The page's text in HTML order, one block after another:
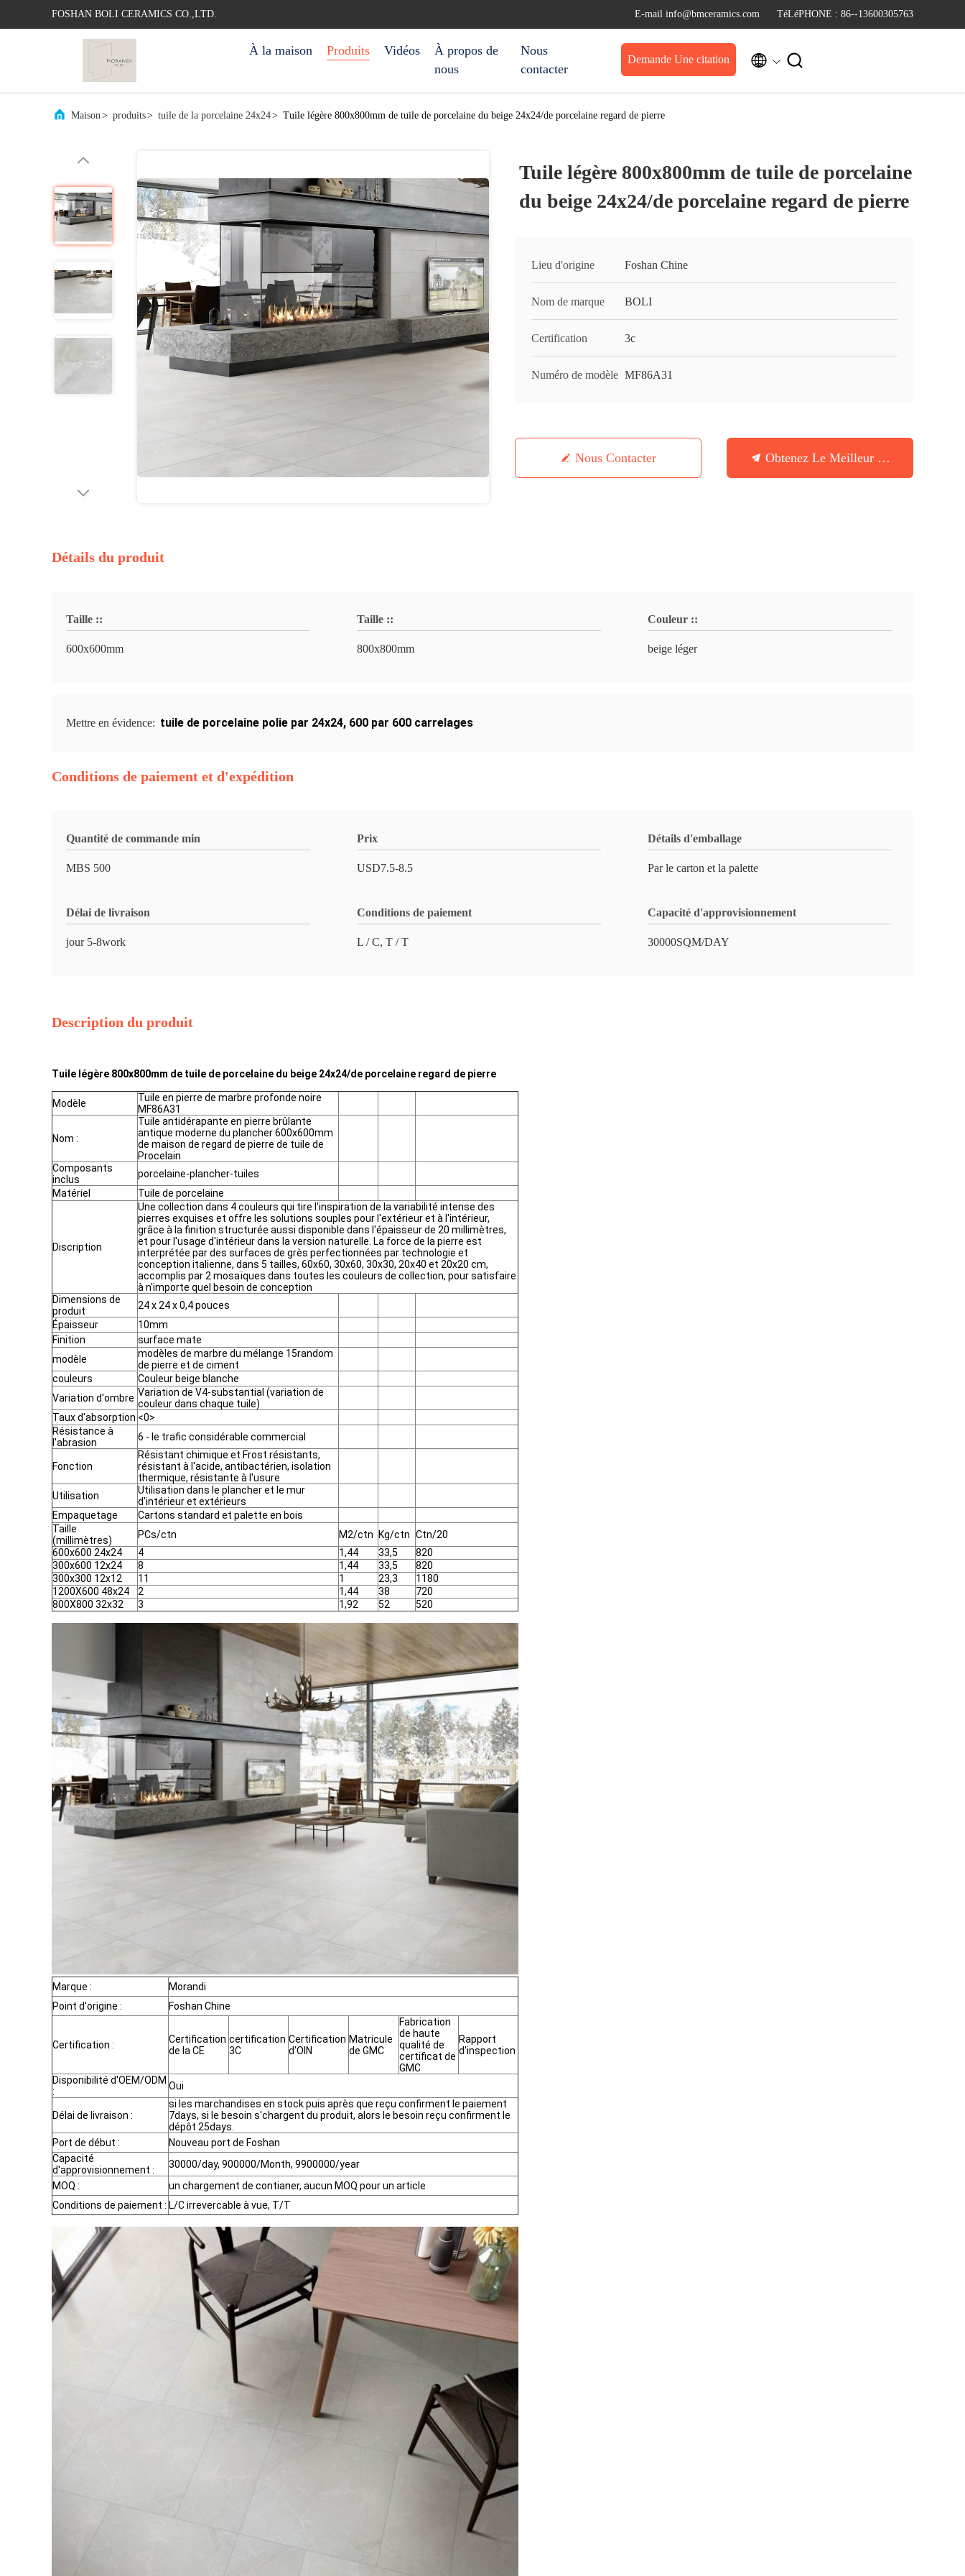
FOSHAN BOLI CERAMICS CO.,LTD. E-mail info@bmceramics.com TéLéPHONE : 86--13600305763
À la maison Produits Vidéos
À propos de
nous
Nous
contacter
Demande Une citation  
Maison> produits> tuile de la porcelaine 24x24> Tuile légère 800x800mm de tuile de porcelaine du beige 24x24/de porcelaine regard de pierre
Tuile légère 800x800mm de tuile de porcelaine
du beige 24x24/de porcelaine regard de pierre
Lieu d'origine Foshan Chine
Nom de marque BOLI
Certification 3c
Numéro de modèle MF86A31
Nous Contacter Obtenez Le Meilleur Prix
Détails du produit
Taille ::
600x600mm
Taille ::
800x800mm
Couleur ::
beige léger
Mettre en évidence: tuile de porcelaine polie par 24x24, 600 par 600 carrelages
Conditions de paiement et d'expédition
Quantité de commande min
MBS 500
Prix
USD7.5-8.5
Détails d'emballage
Par le carton et la palette
Délai de livraison
jour 5-8work
Conditions de paiement
L / C, T / T
Capacité d'approvisionnement
30000SQM/DAY
Description du produit
Tuile légère 800x800mm de tuile de porcelaine du beige 24x24/de porcelaine regard de pierre
Modèle
Tuile en pierre de marbre profonde noire
MF86A31
Nom :
Tuile antidérapante en pierre brûlante
antique moderne du plancher 600x600mm
de maison de regard de pierre de tuile de
Procelain
Composants
inclus
porcelaine-plancher-tuiles
Matériel
Tuile de porcelaine
Discription
Une collection dans 4 couleurs qui tire l'inspiration de la variabilité intense des
pierres exquises et offre les solutions souples pour l'extérieur et à l'intérieur,
grâce à la finition structurée aussi disponible dans l'épaisseur de 20 millimètres,
et pour l'usage d'intérieur dans la version naturelle. La force de la pierre est
interprétée par des surfaces de grès perfectionnées par technologie et
conception italienne, dans 5 tailles, 60x60, 30x60, 30x30, 20x40 et 20x20 cm,
accomplis par 2 mosaïques dans toutes les couleurs de collection, pour satisfaire
à n'importe quel besoin de conception
Dimensions de
produit
24 x 24 x 0,4 pouces
Épaisseur
10mm
Finition
surface mate
modèle
modèles de marbre du mélange 15random
de pierre et de ciment
couleurs
Couleur beige blanche
Variation d'ombre Variation de V4-substantial (variation de
couleur dans chaque tuile)
Taux d'absorption <0>
Résistance à
l'abrasion
6 - le trafic considérable commercial
Fonction
Résistant chimique et Frost résistants,
résistant à l'acide, antibactérien, isolation
thermique, résistante à l'usure
Utilisation
Utilisation dans le plancher et le mur
d'intérieur et extérieurs
Empaquetage
Cartons standard et palette en bois
Taille
(millimètres)
PCs/ctn M2/ctn Kg/ctn Ctn/20
600x600 24x24
4 1,44 33,5
820
300x600 12x24
8 1,44 33,5
820
300x300 12x12
11 1 23,3
1180
1200X600 48x24
2 1,44 38
720
800X800 32x32
3 1,92 52 520
Marque :
Morandi
Point d'origine :
Foshan Chine
Certification :
Certification
de la CE
certification
3C
Certification
d'OIN
Matricule
de GMC
Fabrication
de haute
qualité de
certificat de
GMC
Rapport
d'inspection
Disponibilité d'OEM/ODM
:
Oui
Délai de livraison :
si les marchandises en stock puis après que reçu confirment le paiement
7days, si le besoin s'chargent du produit, alors le besoin reçu confirment le
dépôt 25days.
Port de début :
Nouveau port de Foshan
Capacité
d'approvisionnement :
30000/day, 900000/Month, 9900000/year
MOQ :
un chargement de contianer, aucun MOQ pour un article
Conditions de paiement : L/C irrevercable à vue, T/T